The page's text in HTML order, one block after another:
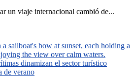
un viaje internacional cambió de...
dinamizan el sector turístico
de verano